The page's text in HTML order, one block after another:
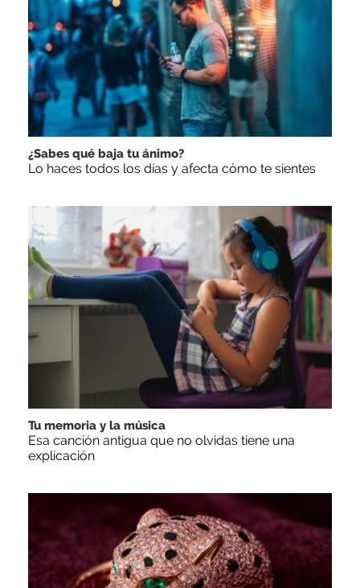
¿Sabes qué baja tu ánimo?
Lo haces todos los días y afecta cómo te sientes
Tu memoria y la música
Esa canción antigua que no olvidas tiene una
explicación